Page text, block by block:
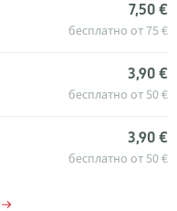
7,50 €
бесплатно от 75 €
3,90 €
бесплатно от 50 €
3,90 €
бесплатно от 50 €